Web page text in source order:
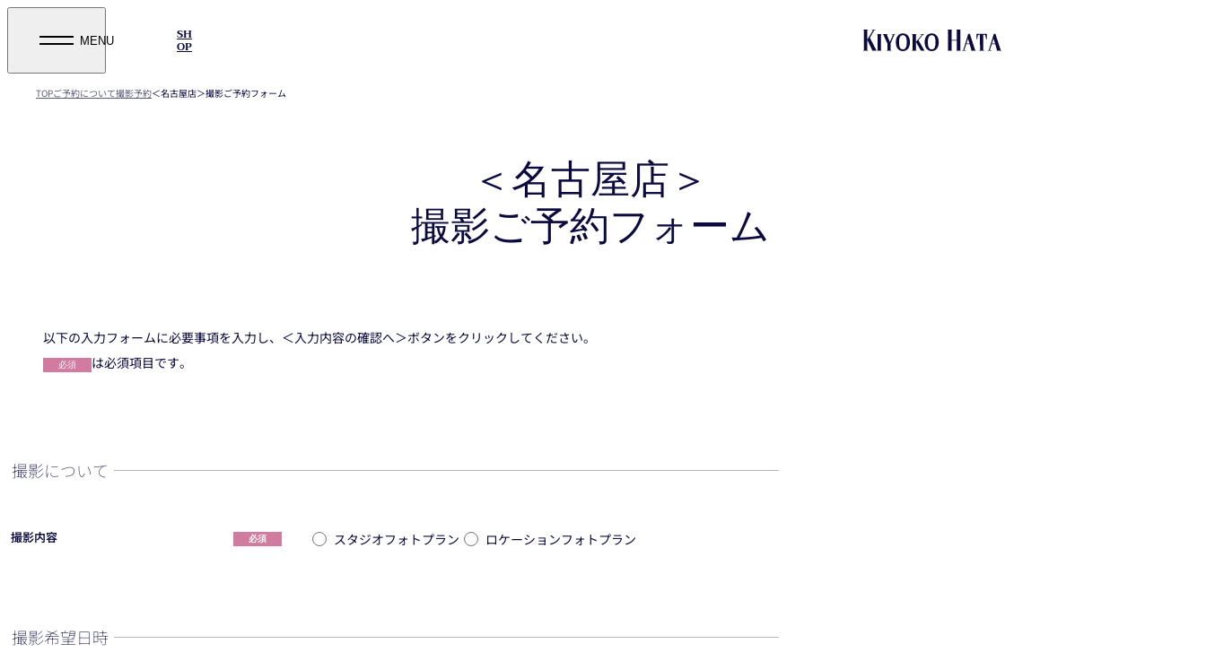
SH
OP
TOPご予約について撮影予約＜名古屋店＞撮影ご予約フォーム
＜名古屋店＞
撮影ご予約フォーム
以下の入力フォームに必要事項を入力し、＜入力内容の確認へ＞ボタンをクリックしてください。
必須 は必須項目です。
撮影について
撮影内容 必須 スタジオフォトプラン ロケーションフォトプラン
撮影希望日時